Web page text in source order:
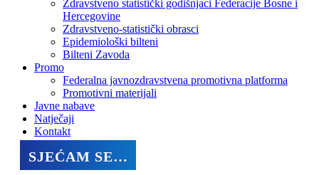
Zdravstveno statistički godišnjaci Federacije Bosne i
Hercegovine
Zdravstveno-statistički obrasci
Epidemiološki bilteni
Bilteni Zavoda
Promo
Federalna javnozdravstvena promotivna platforma
Promotivni materijali
Javne nabave
Natječaji
Kontakt
SJEĆAM SE…